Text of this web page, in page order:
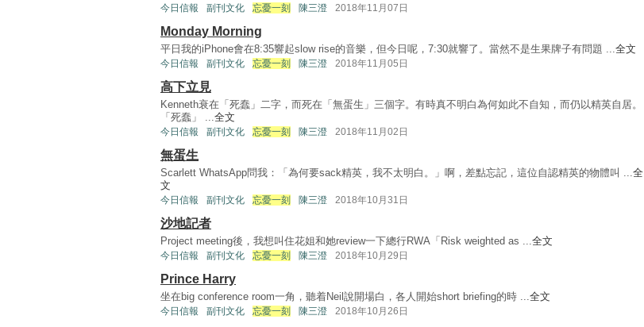
今日信報 副刊文化 忘憂一刻 陳三澄 2018年11月07日
Monday Morning
平日我的iPhone會在8:35響起slow rise的音樂，但今日呢，7:30就響了。當然不是生果牌子有問題 ...全文
今日信報 副刊文化 忘憂一刻 陳三澄 2018年11月05日
高下立見
Kenneth衰在「死蠢」二字，而死在「無蛋生」三個字。有時真不明白為何如此不自知，而仍以精英自居。
「死蠢」 ...全文
今日信報 副刊文化 忘憂一刻 陳三澄 2018年11月02日
無蛋生
Scarlett WhatsApp問我：「為何要sack精英，我不太明白。」啊，差點忘記，這位自認精英的物體叫 ...全
文
今日信報 副刊文化 忘憂一刻 陳三澄 2018年10月31日
沙地記者
Project meeting後，我想叫住花姐和她review一下總行RWA「Risk weighted as ...全文
今日信報 副刊文化 忘憂一刻 陳三澄 2018年10月29日
Prince Harry
坐在big conference room一角，聽着Neil說開場白，各人開始short briefing的時 ...全文
今日信報 副刊文化 忘憂一刻 陳三澄 2018年10月26日